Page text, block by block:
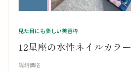
見た目にも楽しい美容枠
12星座の水性ネイルカラー
観測価格